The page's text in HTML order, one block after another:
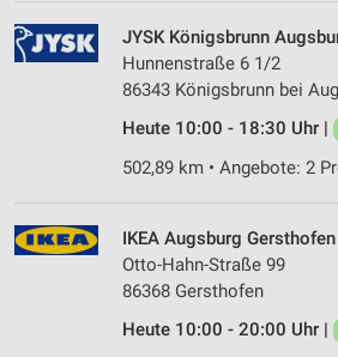
JYSK Königsbrunn
Hunnenstraße 6 1/2
86343 Königsbrunn bei
Heute 10:00 - 18:30 Uhr |
502,89 km • Angebote: 2
IKEA Augsburg Gersthofen
Otto-Hahn-Straße 99
86368 Gersthofen
Heute 10:00 - 20:00 Uhr |